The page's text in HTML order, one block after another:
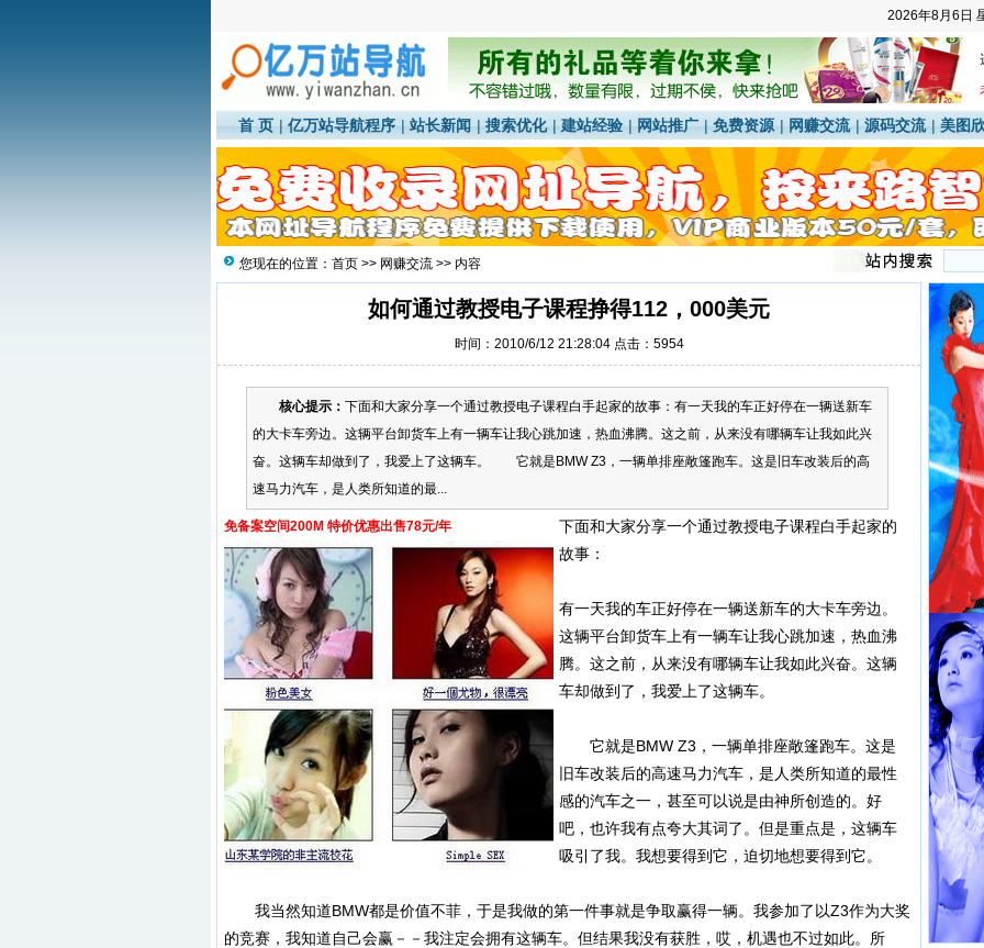
2026年8月6日
首 页 |亿万站导航程序 |站长新闻 |搜索优化 |建站经验 |网站推广 |免费资源 |网赚交流 |源码交流 |美图
您现在的位置： 首页 >> 网赚交流 >> 内容
如何通过教授电子课程挣得112，000美元
时间：2010/6/12 21:28:04 点击：5954
核心提示： 下面和大家分享一个通过教授电子课程白手起家的故事：有一天我的车正好停在一辆送新车
的大卡车旁边。这辆平台卸货车上有一辆车让我心跳加速，热血沸腾。这之前，从来没有哪辆车让我如此兴
奋。这辆车却做到了，我爱上了这辆车。 它就是BMW Z3，一辆单排座敞篷跑车。这是旧车改装后的高
速马力汽车，是人类所知道的最...
免备案空间200M 特价优惠出售78元/年
下面和大家分享一个通过教授电子课程白手起家的
故事：
有一天我的车正好停在一辆送新车的大卡车旁边。
这辆平台卸货车上有一辆车让我心跳加速，热血沸
腾。这之前，从来没有哪辆车让我如此兴奋。这辆
车却做到了，我爱上了这辆车。
它就是BMW Z3，一辆单排座敞篷跑车。这是
旧车改装后的高速马力汽车，是人类所知道的最性
感的汽车之一，甚至可以说是由神所创造的。好
吧，也许我有点夸大其词了。但是重点是，这辆车
吸引了我。我想要得到它，迫切地想要得到它。
我当然知道BMW都是价值不菲，于是我做的第一件事就是争取赢得一辆。我参加了以Z3作为大奖
的竞赛，我知道自己会赢－－我注定会拥有这辆车。但结果我没有获胜，哎，机遇也不过如此。所